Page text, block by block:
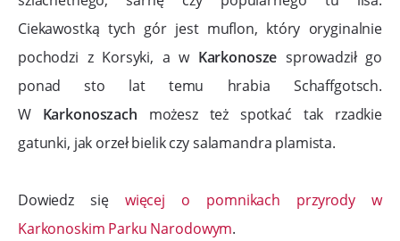
Ciekawostką tych gór jest muflon, który oryginalnie
pochodzi z Korsyki, a w Karkonosze sprowadził go
ponad sto lat temu hrabia Schaffgotsch.
W Karkonoszach możesz też spotkać tak rzadkie
gatunki, jak orzeł bielik czy salamandra plamista.
Dowiedz się więcej o pomnikach przyrody w
Karkonoskim Parku Narodowym.